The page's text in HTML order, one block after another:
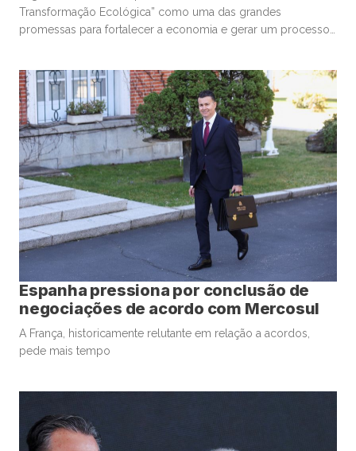
Transformação Ecológica” como uma das grandes
promessas para fortalecer a economia e gerar um processo
local de suprimentos como pontos-chave da estratégia.
Reiterada pelo presidente Luiz Inácio Lula da […]
Espanha pressiona por conclusão de
negociações de acordo com Mercosul
A França, historicamente relutante em relação a acordos,
pede mais tempo